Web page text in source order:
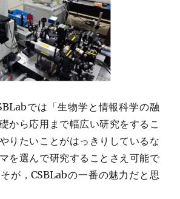
では「生物学と情報科学の融
から応用まで幅広い研究をするこ
りたいことがはっきりしているな
を選んで研究することさえ可能で
が，CSBLabの一番の魅力だと思